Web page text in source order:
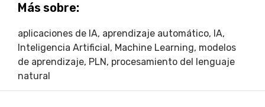
Más sobre:
aplicaciones de IA, aprendizaje automático, IA,
Inteligencia Artificial , Machine Learning, modelos
de aprendizaje, PLN , procesamiento del lenguaje
natural